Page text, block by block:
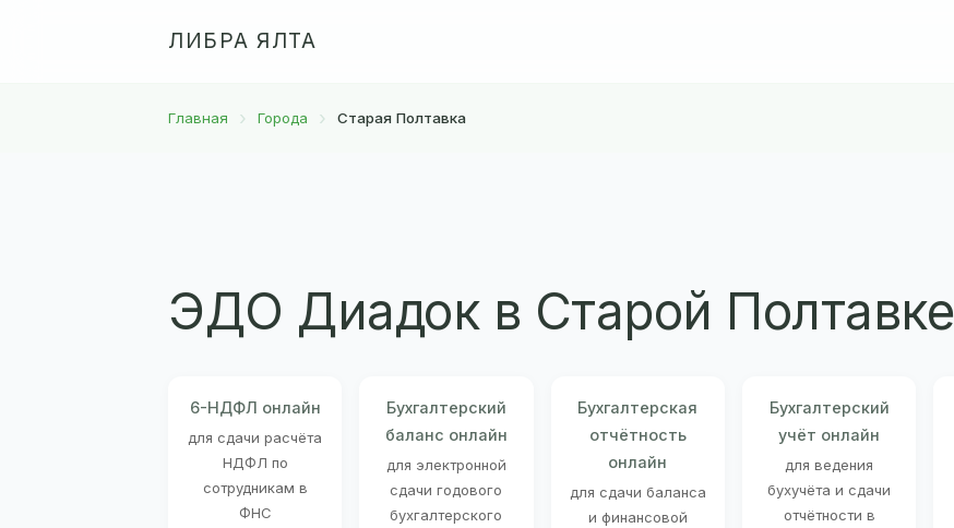
ЛИБРА ЯЛТА
Главная Города Старая Полтавка
ЭДО Диадок в Старой Полтавке
6-НДФЛ онлайн
для сдачи расчёта
НДФЛ по
сотрудникам в
ФНС
Бухгалтерский
баланс онлайн
для электронной
сдачи годового
бухгалтерского
Бухгалтерская
отчётность
онлайн
для сдачи баланса
и финансовой
Бухгалтерский
учёт онлайн
для ведения
бухучёта и сдачи
отчётности в